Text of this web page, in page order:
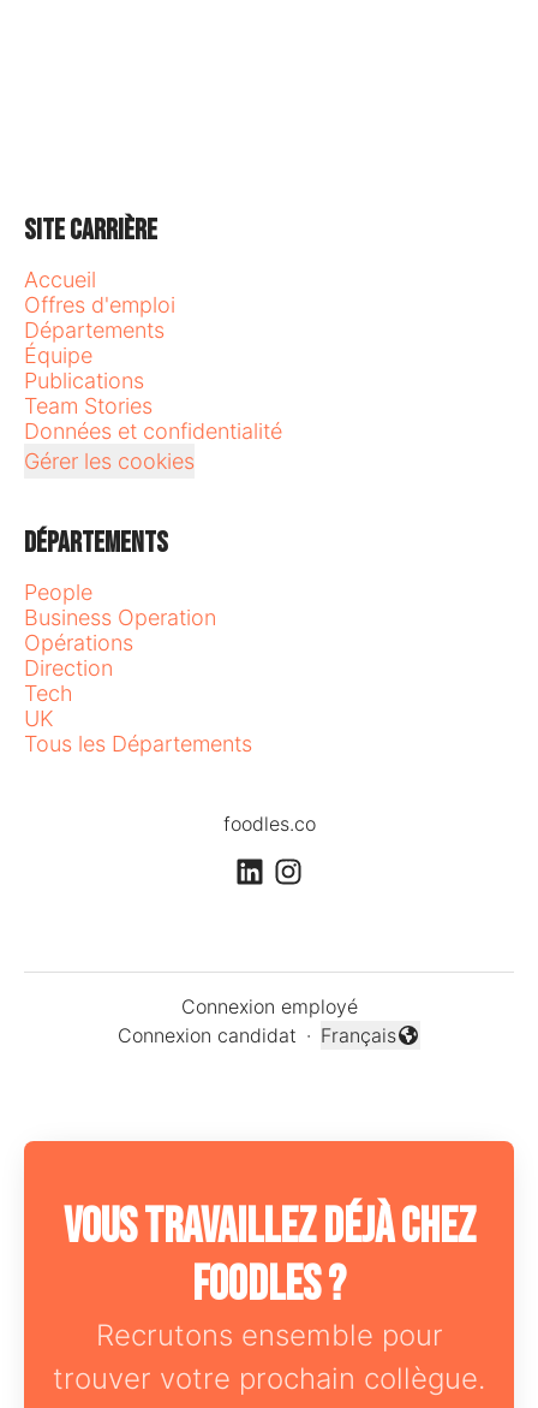
Site carrière
Accueil
Offres d'emploi
Départements
Équipe
Publications
Team Stories
Données et confidentialité
Gérer les cookies
Départements
People
Business Operation
Opérations
Direction
Tech
UK
Tous les Départements
foodles.co
Connexion employé
Connexion candidat ·
Changer la langue
Français
Vous travaillez déjà chez
Foodles ?
Recrutons ensemble pour
trouver votre prochain collègue.